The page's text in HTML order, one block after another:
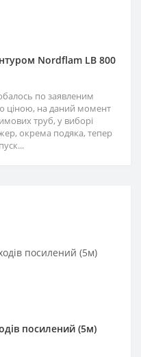
Nordflam LB 800
по заявленим
ціною, на даний момент
труб, у виборі
окрема подяка, тепер
посилений (5м)